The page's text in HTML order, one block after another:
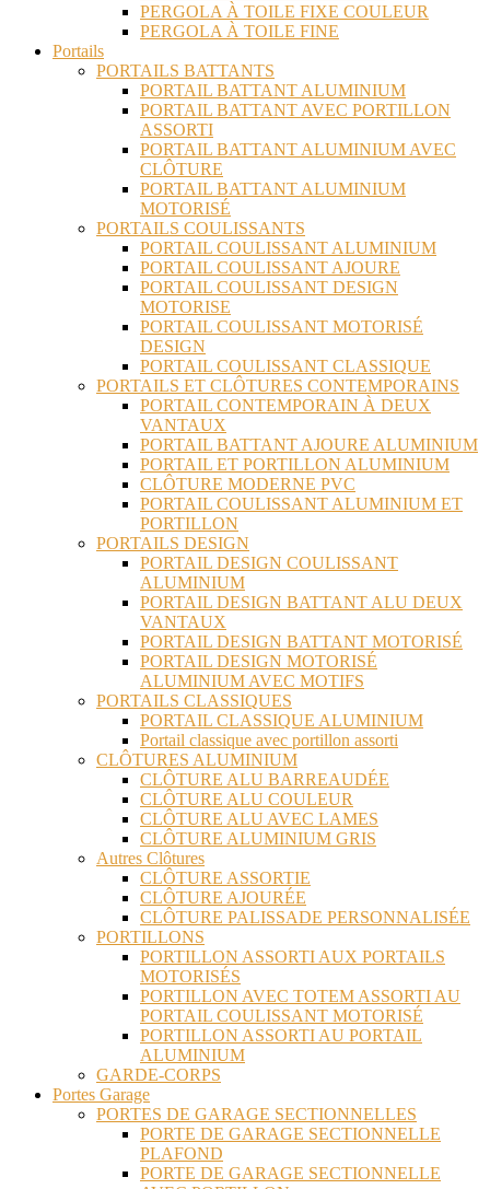
PERGOLA À TOILE FIXE COULEUR
PERGOLA À TOILE FINE
Portails
PORTAILS BATTANTS
PORTAIL BATTANT ALUMINIUM
PORTAIL BATTANT AVEC PORTILLON
ASSORTI
PORTAIL BATTANT ALUMINIUM AVEC
CLÔTURE
PORTAIL BATTANT ALUMINIUM
MOTORISÉ
PORTAILS COULISSANTS
PORTAIL COULISSANT ALUMINIUM
PORTAIL COULISSANT AJOURE
PORTAIL COULISSANT DESIGN
MOTORISE
PORTAIL COULISSANT MOTORISÉ
DESIGN
PORTAIL COULISSANT CLASSIQUE
PORTAILS ET CLÔTURES CONTEMPORAINS
PORTAIL CONTEMPORAIN À DEUX
VANTAUX
PORTAIL BATTANT AJOURE ALUMINIUM
PORTAIL ET PORTILLON ALUMINIUM
CLÔTURE MODERNE PVC
PORTAIL COULISSANT ALUMINIUM ET
PORTILLON
PORTAILS DESIGN
PORTAIL DESIGN COULISSANT
ALUMINIUM
PORTAIL DESIGN BATTANT ALU DEUX
VANTAUX
PORTAIL DESIGN BATTANT MOTORISÉ
PORTAIL DESIGN MOTORISÉ
ALUMINIUM AVEC MOTIFS
PORTAILS CLASSIQUES
PORTAIL CLASSIQUE ALUMINIUM
Portail classique avec portillon assorti
CLÔTURES ALUMINIUM
CLÔTURE ALU BARREAUDÉE
CLÔTURE ALU COULEUR
CLÔTURE ALU AVEC LAMES
CLÔTURE ALUMINIUM GRIS
Autres Clôtures
CLÔTURE ASSORTIE
CLÔTURE AJOURÉE
CLÔTURE PALISSADE PERSONNALISÉE
PORTILLONS
PORTILLON ASSORTI AUX PORTAILS
MOTORISÉS
PORTILLON AVEC TOTEM ASSORTI AU
PORTAIL COULISSANT MOTORISÉ
PORTILLON ASSORTI AU PORTAIL
ALUMINIUM
GARDE-CORPS
Portes Garage
PORTES DE GARAGE SECTIONNELLES
PORTE DE GARAGE SECTIONNELLE
PLAFOND
PORTE DE GARAGE SECTIONNELLE